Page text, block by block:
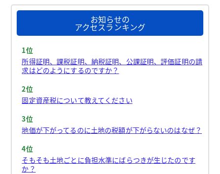
お知らせの
アクセスランキング
1位
所得証明、課税証明、納税証明、公課証明、評価証明の請
求はどのようにするのですか？
2位
固定資産税について教えてください
3位
地価が下がってるのに土地の税額が下がらないのはなぜ？
4位
そもそも土地ごとに負担水準にばらつきが生じたのです
か？